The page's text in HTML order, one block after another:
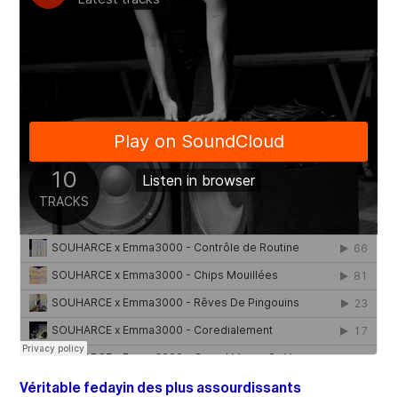
Véritable fedayin des plus assourdissants